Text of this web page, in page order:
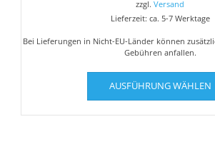
zzgl. Versand
Lieferzeit: ca. 5-7 Werktage
Bei Lieferungen in Nicht-EU-Länder können
Gebühren anfallen.
AUSFÜHRUNG WÄHLEN